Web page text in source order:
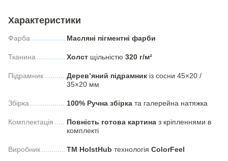
Характеристики
Фарба Масляні пігментні фарби
Тканина Холст щільністю 320 г/м²
Підрамник Дерев’яний підрамник із сосни 45×20 /
35×20 мм
Збірка 100% Ручна збірка та галерейна натяжка
Комплектація Повність готова картина з кріпленнями в
комплекті
Виробник ТМ HolstHub технологія СolorFeel